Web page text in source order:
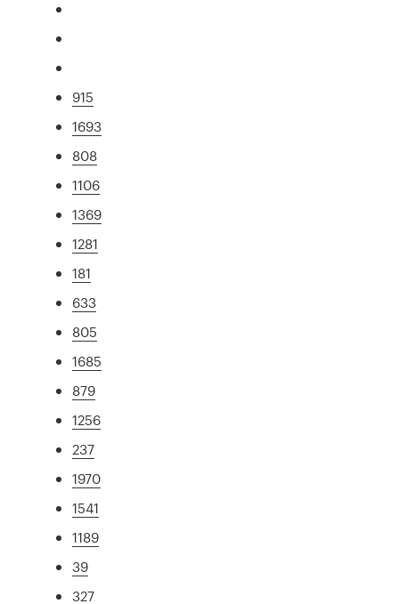
915
1693
808
1106
1369
1281
181
633
805
1685
879
1256
237
1970
1541
1189
39
327